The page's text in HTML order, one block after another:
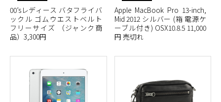
00’sレディース バタフライバ
ックル ゴムウエストベルト
フリーサイズ （ジャンク商
品）3,300円
Apple MacBook Pro 13-inch,
Mid 2012 シルバー (箱 電源ケ
ーブル付き) OSX10.8.5 11,000
円 売切れ